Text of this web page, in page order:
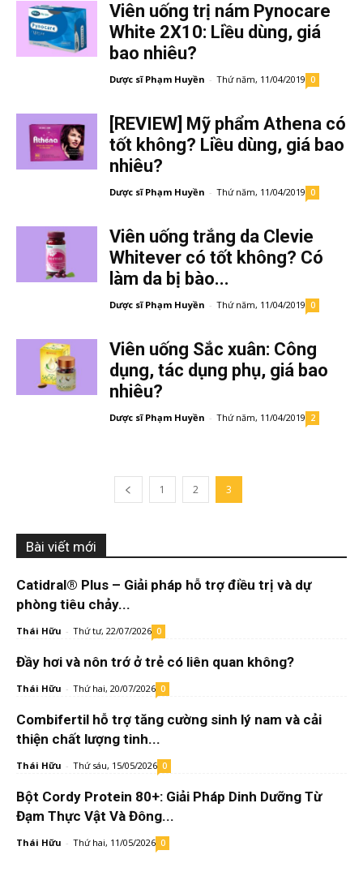
Viên uống trị nám Pynocare
White 2X10: Liều dùng, giá
bao nhiêu?
Dược sĩ Phạm Huyền - Thứ năm, 11/04/2019 0
[REVIEW] Mỹ phẩm Athena có
tốt không? Liều dùng, giá bao
nhiêu?
Dược sĩ Phạm Huyền - Thứ năm, 11/04/2019 0
Viên uống trắng da Clevie
Whitever có tốt không? Có
làm da bị bào...
Dược sĩ Phạm Huyền - Thứ năm, 11/04/2019 0
Viên uống Sắc xuân: Công
dụng, tác dụng phụ, giá bao
nhiêu?
Dược sĩ Phạm Huyền - Thứ năm, 11/04/2019 2
1 2 3
Bài viết mới
Catidral® Plus – Giải pháp hỗ trợ điều trị và dự
phòng tiêu chảy...
Thái Hữu - Thứ tư, 22/07/2026 0
Đầy hơi và nôn trớ ở trẻ có liên quan không?
Thái Hữu - Thứ hai, 20/07/2026 0
Combifertil hỗ trợ tăng cường sinh lý nam và cải
thiện chất lượng tinh...
Thái Hữu - Thứ sáu, 15/05/2026 0
Bột Cordy Protein 80+: Giải Pháp Dinh Dưỡng Từ
Đạm Thực Vật Và Đông...
Thái Hữu - Thứ hai, 11/05/2026 0